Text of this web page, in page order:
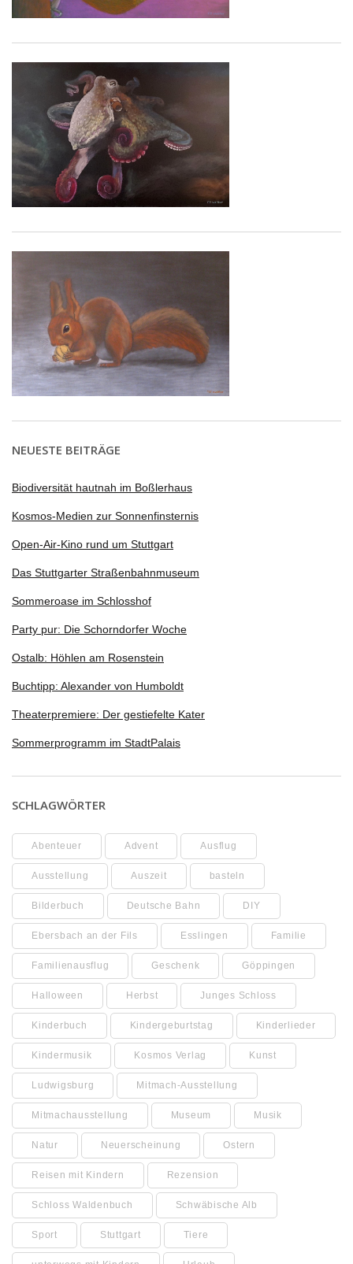
NEUESTE BEITRÄGE
Biodiversität hautnah im Boßlerhaus
Kosmos-Medien zur Sonnenfinsternis
Open-Air-Kino rund um Stuttgart
Das Stuttgarter Straßenbahnmuseum
Sommeroase im Schlosshof
Party pur: Die Schorndorfer Woche
Ostalb: Höhlen am Rosenstein
Buchtipp: Alexander von Humboldt
Theaterpremiere: Der gestiefelte Kater
Sommerprogramm im StadtPalais
SCHLAGWÖRTER
Abenteuer Advent Ausflug
Ausstellung Auszeit basteln
Bilderbuch Deutsche Bahn DIY
Ebersbach an der Fils Esslingen Familie
Familienausflug Geschenk Göppingen
Halloween Herbst Junges Schloss
Kinderbuch Kindergeburtstag Kinderlieder
Kindermusik Kosmos Verlag Kunst
Ludwigsburg Mitmach-Ausstellung
Mitmachausstellung Museum Musik
Natur Neuerscheinung Ostern
Reisen mit Kindern Rezension
Schloss Waldenbuch Schwäbische Alb
Sport Stuttgart Tiere